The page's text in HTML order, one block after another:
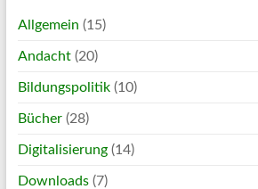
Allgemein (15)
Andacht(20)
Bildungspolitik(10)
Bücher(28)
Digitalisierung(14)
Downloads(7)